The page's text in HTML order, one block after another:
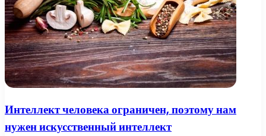
Интеллект человека ограничен, поэтому нам
нужен искусственный интеллект